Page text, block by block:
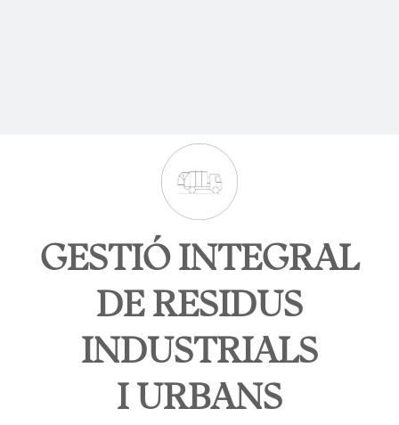
GESTIÓ INTEGRAL
DE RESIDUS
INDUSTRIALS
I URBANS